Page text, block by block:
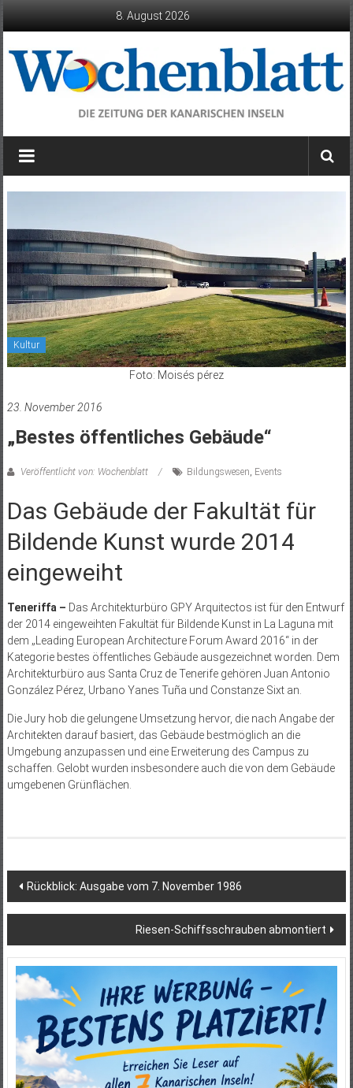
8. August 2026
Wochenblatt
die
Inseln
Kultur
Foto: Moisés pérez
23. November 2016
„Bestes öffentliches Gebäude“
Veröffentlicht von: Wochenblatt Bildungswesen, Events
Das Gebäude der Fakultät für
Bildende Kunst wurde 2014
eingeweiht
Teneriffa – Das Architekturbüro GPY Arquitectos ist für den Entwurf
der 2014 eingeweihten Fakultät für Bildende Kunst in La Laguna mit
dem „Leading European Architecture Forum Award 2016“ in der
Kategorie bestes öffentliches Gebäude ausgezeichnet worden. Dem
Architekturbüro aus Santa Cruz de Tenerife gehören Juan Antonio
González Pérez, Urbano Yanes Tuña und Constanze Sixt an.
Die Jury hob die gelungene Umsetzung hervor, die nach Angabe der
Architekten darauf basiert, das Gebäude bestmöglich an die
Umgebung anzupassen und eine Erweiterung des Campus zu
schaffen. Gelobt wurden insbesondere auch die von dem Gebäude
umgebenen Grünflächen.
Beitragsnavigation
Rückblick: Ausgabe vom 7. November 1986
Riesen-Schiffsschrauben abmontiert